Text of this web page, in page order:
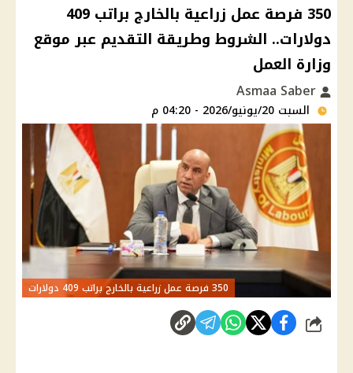
350 فرصة عمل زراعية بالخارج براتب 409
دولارات.. الشروط وطريقة التقديم عبر موقع
وزارة العمل
السبت 20/يونيو/2026 - 04:20 م
350 فرصة عمل زراعية بالخارج براتب 409 دولارات
شارك